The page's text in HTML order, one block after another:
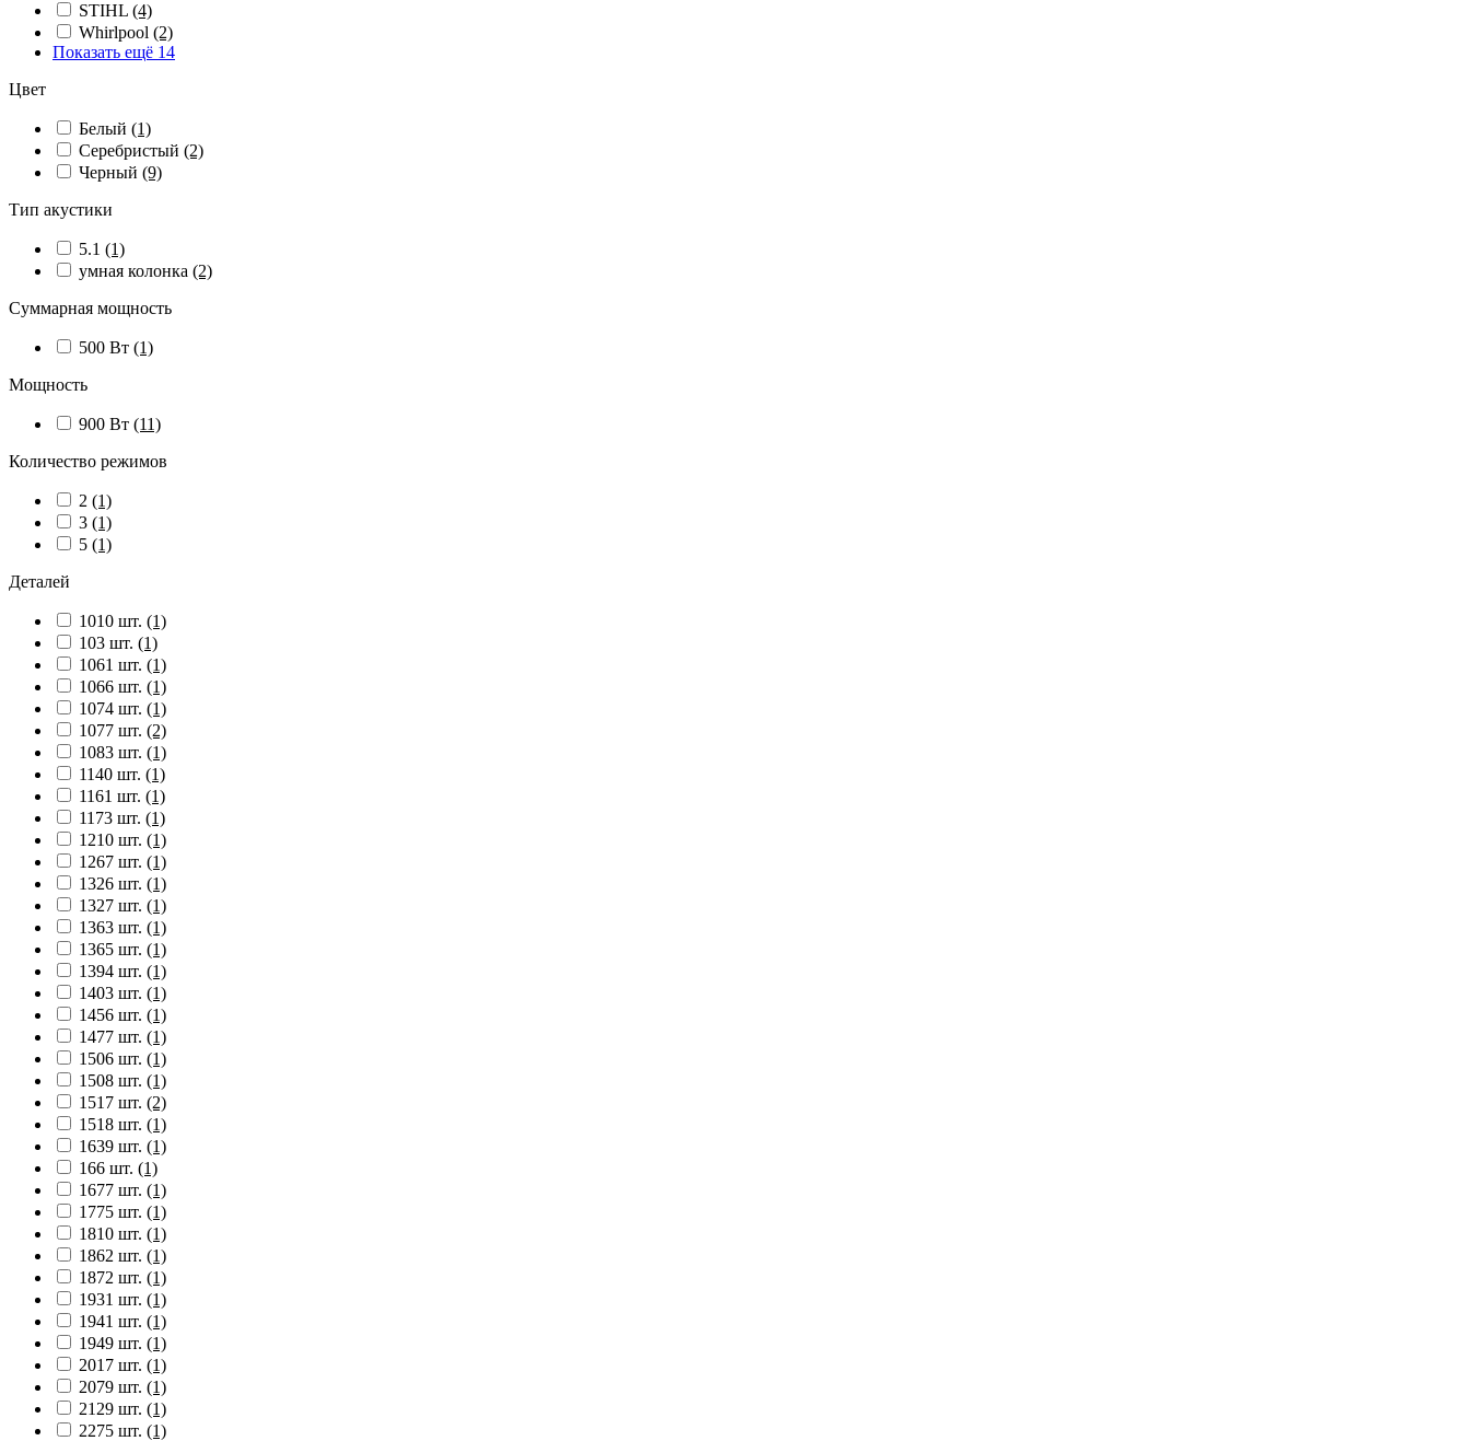
STIHL (4)
Whirlpool (2)
Показать ещё 14
Цвет
Белый (1)
Серебристый (2)
Черный (9)
Тип акустики
5.1 (1)
умная колонка (2)
Суммарная мощность
500 Вт (1)
Мощность
900 Вт (11)
Количество режимов
2 (1)
3 (1)
5 (1)
Деталей
1010 шт. (1)
103 шт. (1)
1061 шт. (1)
1066 шт. (1)
1074 шт. (1)
1077 шт. (2)
1083 шт. (1)
1140 шт. (1)
1161 шт. (1)
1173 шт. (1)
1210 шт. (1)
1267 шт. (1)
1326 шт. (1)
1327 шт. (1)
1363 шт. (1)
1365 шт. (1)
1394 шт. (1)
1403 шт. (1)
1456 шт. (1)
1477 шт. (1)
1506 шт. (1)
1508 шт. (1)
1517 шт. (2)
1518 шт. (1)
1639 шт. (1)
166 шт. (1)
1677 шт. (1)
1775 шт. (1)
1810 шт. (1)
1862 шт. (1)
1872 шт. (1)
1931 шт. (1)
1941 шт. (1)
1949 шт. (1)
2017 шт. (1)
2079 шт. (1)
2129 шт. (1)
2275 шт. (1)